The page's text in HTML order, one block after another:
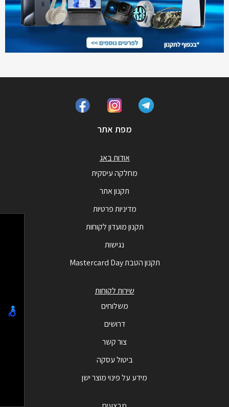
מפת אתר
אודות באג
מחלקה עיסקית
תקנון אתר
מדיניות פרטיות
תקנון מועדון לקוחות
נגישות
תקנון הטבת Mastercard Day
שירות לקוחות
משלוחים
דרושים
צור קשר
ביטול עסקה
מידע על פינוי מוצר ישן